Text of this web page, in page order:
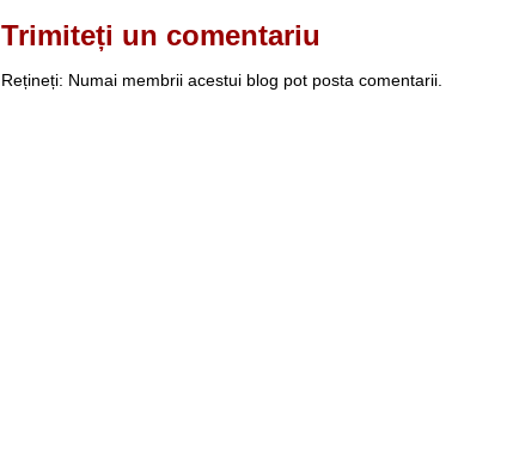
Trimiteți un comentariu
Rețineți: Numai membrii acestui blog pot posta comentarii.